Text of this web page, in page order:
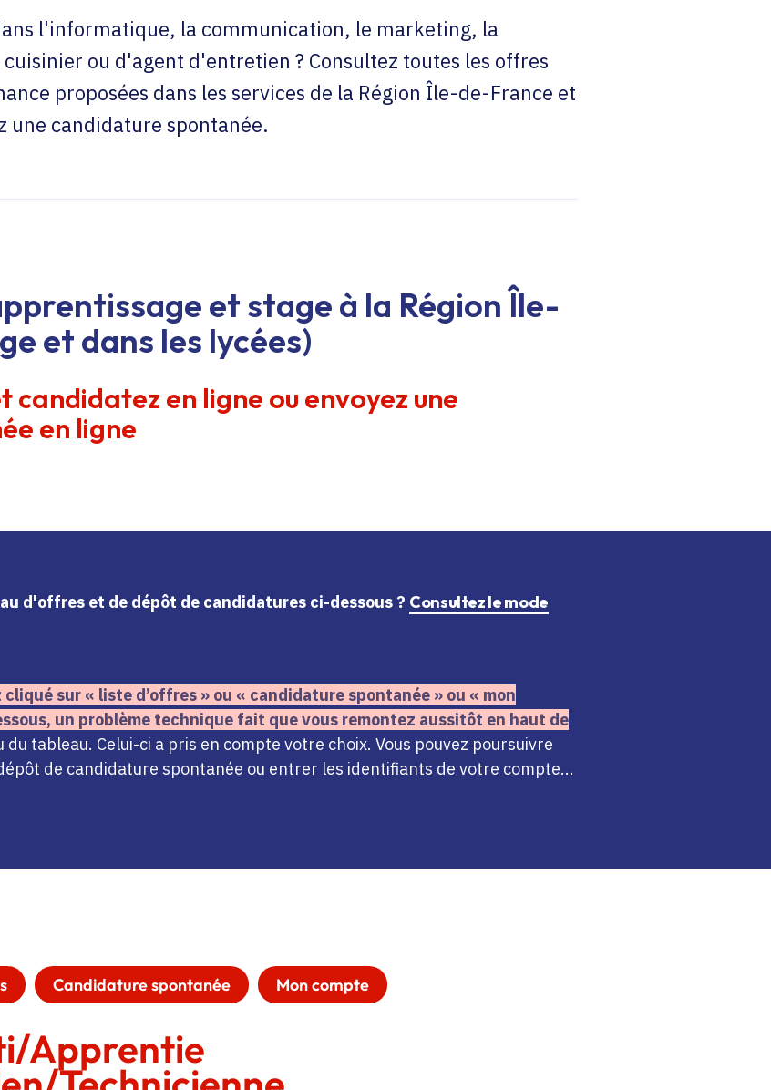
l'informatique, la communication, le marketing, la
ou d'agent d'entretien ? Consultez toutes les offres
proposées dans les services de la Région Île-de-France et
une candidature spontanée.
et stage à la Région Île-
et dans les lycées)
candidatez en ligne ou envoyez une
en ligne
d'offres et de dépôt de candidatures ci-dessous ? Consultez le mode
sur « liste d’offres » ou « candidature spontanée » ou « mon
un problème technique fait que vous remontez aussitôt en haut de
du tableau. Celui-ci a pris en compte votre choix. Vous pouvez poursuivre
de candidature spontanée ou entrer les identifiants de votre compte...